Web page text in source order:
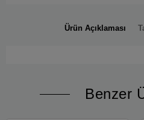
Ürün Açıklaması
Benzer